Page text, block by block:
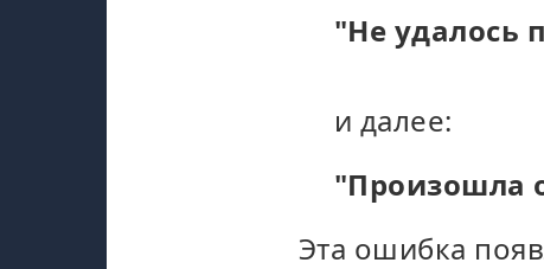
"Не удалось
и далее:
"Произошла
Эта ошибка